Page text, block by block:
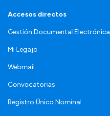
Accesos directos
Gestión Documental Electrónica
Mi Legajo
Webmail
Convocatorias
Registro Único Nominal